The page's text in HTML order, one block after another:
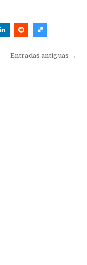
Entradas antiguas →